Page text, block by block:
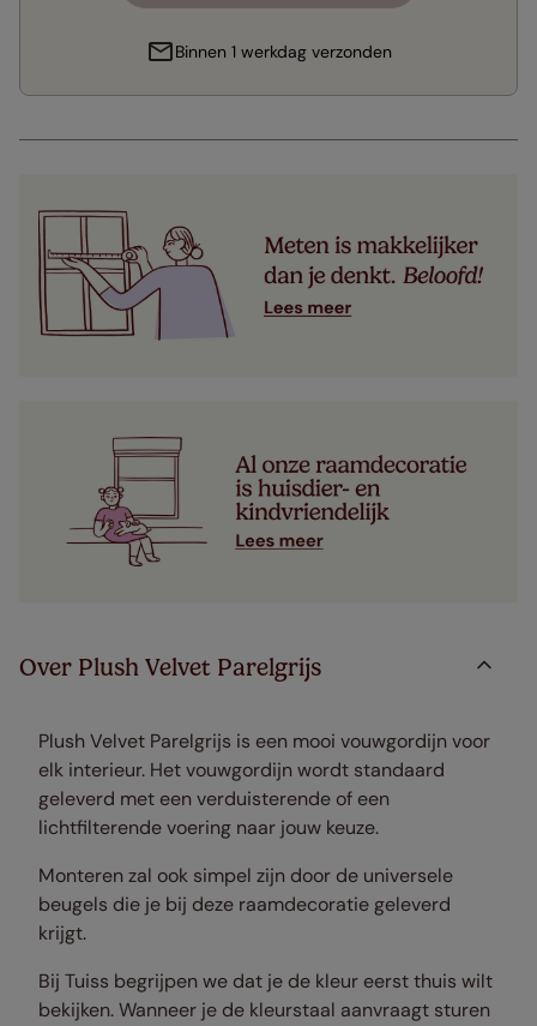
Binnen 1 werkdag verzonden
Over Plush Velvet Parelgrijs
Plush Velvet Parelgrijs is een mooi vouwgordijn voor
elk interieur. Het vouwgordijn wordt standaard
geleverd met een verduisterende of een
lichtfilterende voering naar jouw keuze.
Monteren zal ook simpel zijn door de universele
beugels die je bij deze raamdecoratie geleverd
krijgt.
Bij Tuiss begrijpen we dat je de kleur eerst thuis wilt
bekijken. Wanneer je de kleurstaal aanvraagt sturen